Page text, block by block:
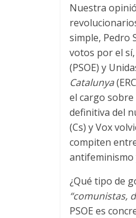
a
t
s
A
p
p
i
t
t
e
r
Nuestra
simple, Pedro
votos por el
(PSOE) y
Catalunya
el cargo sobre
definitiva del
(Cs) y Vox
compiten
antifeminismo
¿Qué tipo de
“comunistas,
PSOE es